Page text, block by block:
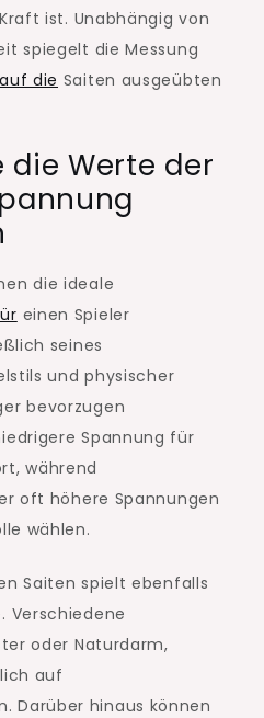
ist. Unabhängig von
spiegelt die Messung
auf die Saiten ausgeübten
die Werte der
die ideale
einen Spieler
seines
und physischer
bevorzugen
Spannung für
während
oft höhere Spannungen
wählen.
Saiten spielt ebenfalls
Verschiedene
oder Naturdarm,
auf
Darüber hinaus können